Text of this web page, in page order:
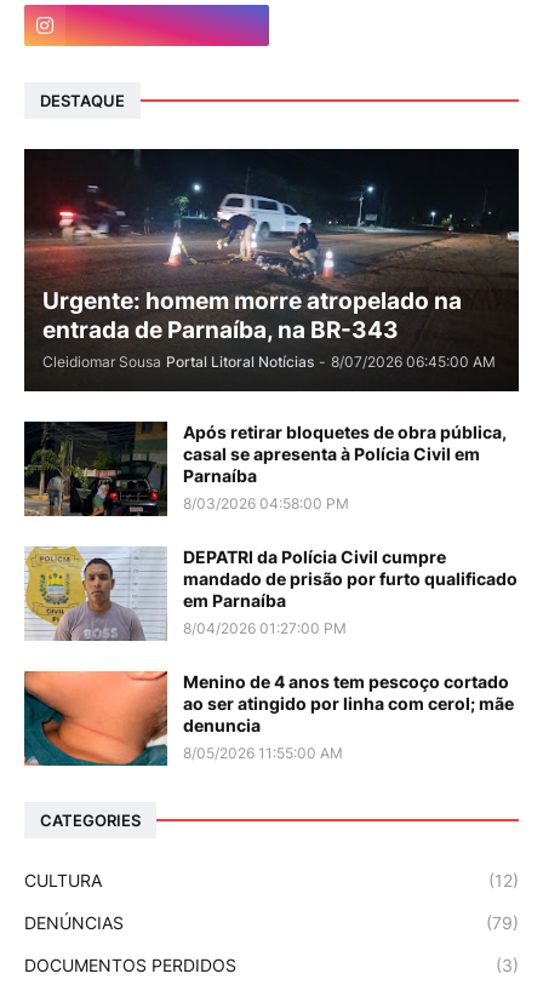
DESTAQUE
Urgente: homem morre atropelado na
entrada de Parnaíba, na BR-343
Cleidiomar Sousa Portal Litoral Notícias - 8/07/2026 06:45:00 AM
Após retirar bloquetes de obra pública,
casal se apresenta à Polícia Civil em
Parnaíba
8/03/2026 04:58:00 PM
DEPATRI da Polícia Civil cumpre
mandado de prisão por furto qualificado
em Parnaíba
8/04/2026 01:27:00 PM
Menino de 4 anos tem pescoço cortado
ao ser atingido por linha com cerol; mãe
denuncia
8/05/2026 11:55:00 AM
CATEGORIES
CULTURA (12)
DENÚNCIAS (79)
DOCUMENTOS PERDIDOS (3)